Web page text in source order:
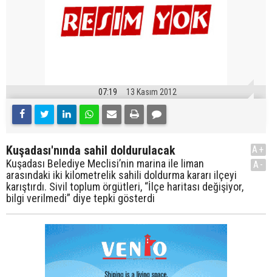
07:19 13 Kasım 2012
Kuşadası'nında sahil doldurulacak
Kuşadası Belediye Meclisi’nin marina ile liman
arasındaki iki kilometrelik sahili doldurma kararı ilçeyi
karıştırdı. Sivil toplum örgütleri, “İlçe haritası değişiyor,
bilgi verilmedi” diye tepki gösterdi
A+
A-